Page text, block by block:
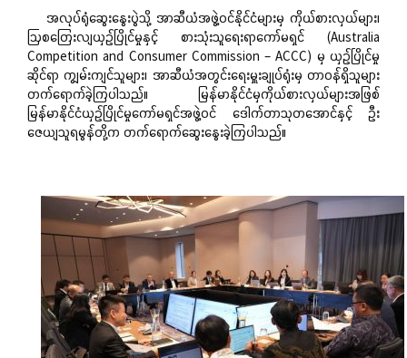
အလုပ်ရုံဆွေးနွေးပွဲသို့ အာဆီယံအဖွဲ့ဝင်နိုင်ငံများမှ ကိုယ်စားလှယ်များ၊
ဩစတြေးလျယှဉ်ပြိုင်မှုနှင့် စားသုံးသူရေးရာကော်မရှင် (Australia
Competition and Consumer Commission – ACCC) မှ ယှဉ်ပြိုင်မှု
ဆိုင်ရာ ကျွမ်းကျင်သူများ၊ အာဆီယံအတွင်းရေးမှူးချုပ်ရုံးမှ တာဝန်ရှိသူများ
တက်ရောက်ခဲ့ကြပါသည်။ မြန်မာနိုင်ငံမှကိုယ်စားလှယ်များအဖြစ်
မြန်မာနိုင်ငံယှဉ်ပြိုင်မှုကော်မရှင်အဖွဲ့ဝင် ဒေါက်တာသုတအောင်နှင့် ဦး
ဇေယျသူရမွန်တို့က တက်ရောက်ဆွေးနွေးခဲ့ကြပါသည်။